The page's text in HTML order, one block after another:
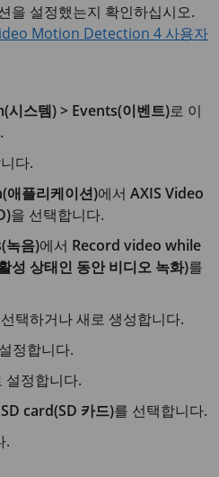
을 설정했는지 확인하십시오.
Motion Detection 4 사용자
시스템) > Events(이벤트)로 이
다.
플리케이션)에서AXIS Video
을 선택합니다.
녹음)에서 Record video while
성 상태인 동안 비디오 녹화)를
택하거나 새로 생성합니다.
정합니다.
설정합니다.
SD card(SD 카드)를 선택합니다.
.